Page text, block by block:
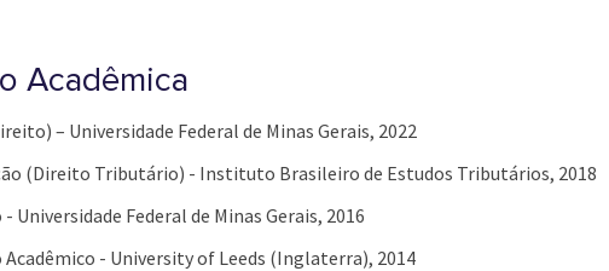
Acadêmica
– Universidade Federal de Minas Gerais, 2022
(Direito Tributário) - Instituto Brasileiro de Estudos Tributários, 2018
Universidade Federal de Minas Gerais, 2016
- University of Leeds (Inglaterra), 2014